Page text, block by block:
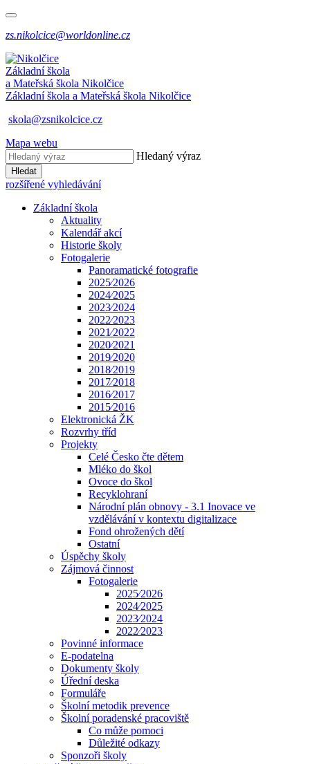
zs.nikolcice@worldonline.cz
Základní škola
a Mateřská škola Nikolčice
Základní škola a Mateřská škola Nikolčice
skola@zsnikolcice.cz
Mapa webu
Hledaný výraz
Hledat
rozšířené vyhledávání
Základní škola
Aktuality
Kalendář akcí
Historie školy
Fotogalerie
Panoramatické fotografie
2025⁄2026
2024⁄2025
2023⁄2024
2022⁄2023
2021⁄2022
2020⁄2021
2019⁄2020
2018⁄2019
2017⁄2018
2016⁄2017
2015⁄2016
Elektronická ŽK
Rozvrhy tříd
Projekty
Celé Česko čte dětem
Mléko do škol
Ovoce do škol
Recyklohraní
Národní plán obnovy - 3.1 Inovace ve
vzdělávání v kontextu digitalizace
Fond ohrožených dětí
Ostatní
Úspěchy školy
Zájmová činnost
Fotogalerie
2025⁄2026
2024⁄2025
2023⁄2024
2022⁄2023
Povinné informace
E-podatelna
Dokumenty školy
Úřední deska
Formuláře
Školní metodik prevence
Školní poradenské pracoviště
Co může pomoci
Důležité odkazy
Sponzoři školy